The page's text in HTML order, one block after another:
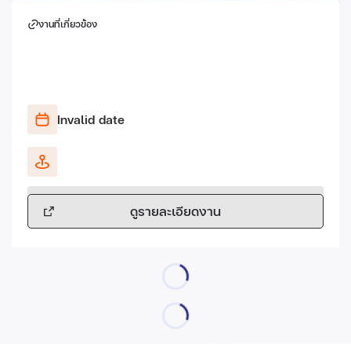
งานที่เกี่ยวข้อง
Invalid date
ดูรายละเอียดงาน